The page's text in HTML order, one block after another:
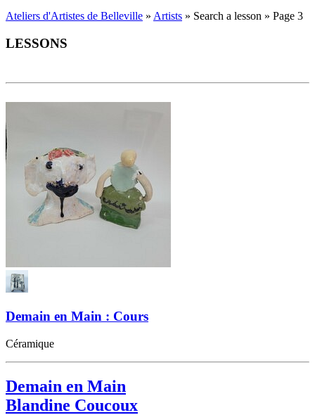
Ateliers d'Artistes de Belleville » Artists » Search a lesson » Page 3
LESSONS
Demain en Main : Cours
Céramique
Demain en Main
Blandine Coucoux